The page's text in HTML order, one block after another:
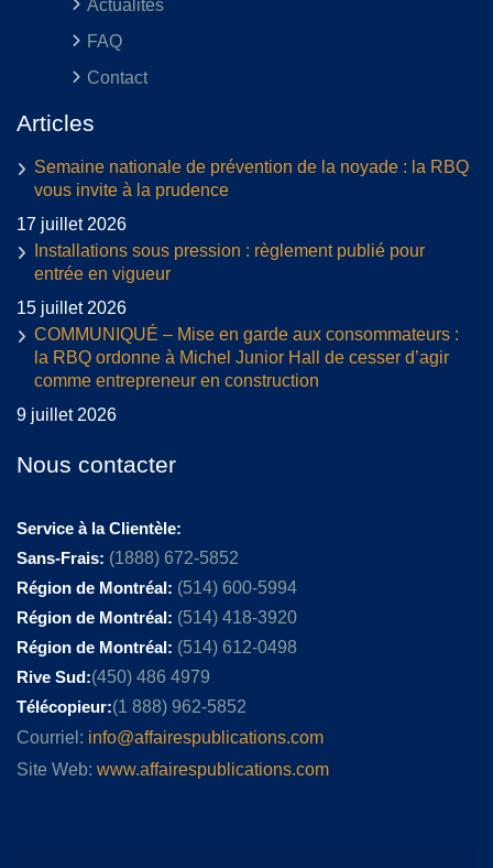
Actualités
FAQ
Contact
Articles
Semaine nationale de prévention de la noyade : la RBQ
vous invite à la prudence
17 juillet 2026
Installations sous pression : règlement publié pour
entrée en vigueur
15 juillet 2026
COMMUNIQUÉ – Mise en garde aux consommateurs :
la RBQ ordonne à Michel Junior Hall de cesser d’agir
comme entrepreneur en construction
9 juillet 2026
Nous contacter
Service à la Clientèle:
Sans-Frais: (1888) 672-5852
Région de Montréal: (514) 600-5994
Région de Montréal: (514) 418-3920
Région de Montréal: (514) 612-0498
Rive Sud:(450) 486 4979
Télécopieur:(1 888) 962-5852
Courriel: info@affairespublications.com
Site Web: www.affairespublications.com